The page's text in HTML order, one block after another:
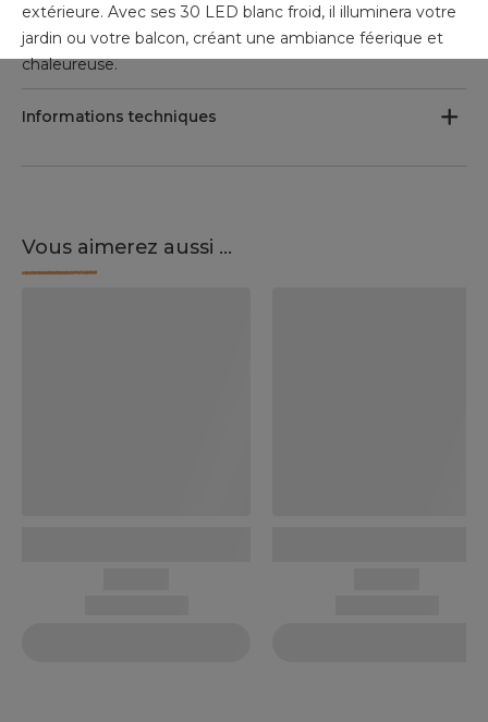
extérieure. Avec ses 30 LED blanc froid, il illuminera votre
jardin ou votre balcon, créant une ambiance féerique et
chaleureuse.
Informations techniques
Vous aimerez aussi ...